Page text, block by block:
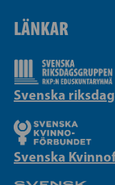
LÄNKAR
Svenska
Svenska